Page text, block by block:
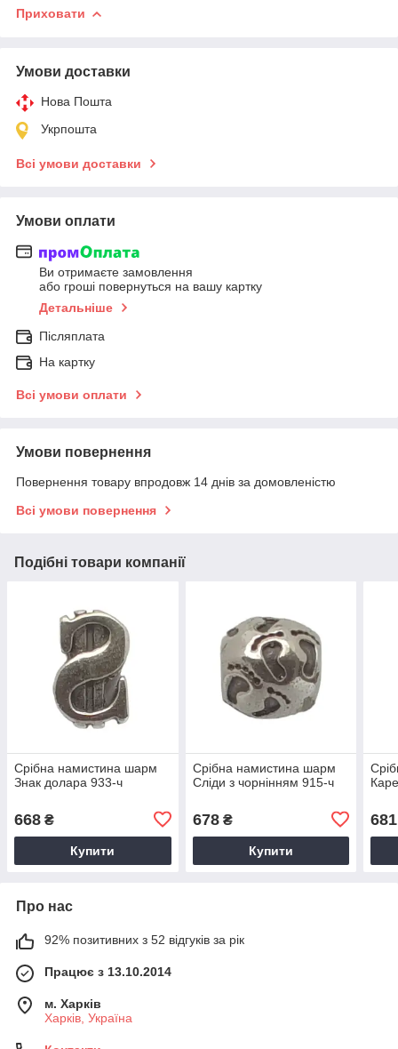
Приховати
Умови доставки
Нова Пошта
Укрпошта
Всі умови доставки
Умови оплати
Ви отримаєте замовлення
або гроші повернуться на вашу картку
Детальніше
Післяплата
На картку
Всі умови оплати
Умови повернення
Повернення товару впродовж 14 днів за домовленістю
Всі умови повернення
Подібні товари компанії
Срібна намистина шарм
Знак долара 933-ч
668 ₴
Купити
Срібна намистина шарм
Сліди з чорнінням 915-ч
678₴
Купити
681
Про нас
92% позитивних з 52 відгуків за рік
Працює з 13.10.2014
м. Харків
Харків, Україна